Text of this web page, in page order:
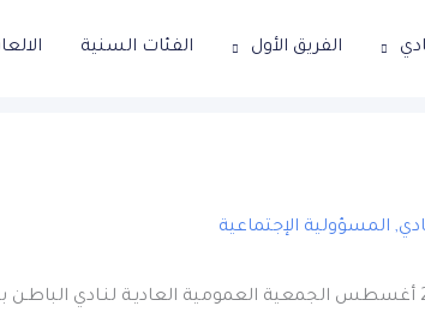
الفريق الأول الفئات السنية
, المسؤولية الإجتماعية
عقدت مسـاء اليـوم الثلاثاء 23 أغسطس الجمعية العمومية العاديـة